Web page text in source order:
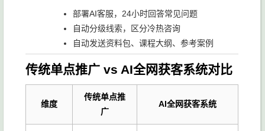
部署AI客服，24小时回答常见问题
自动分级线索，区分冷热咨询
自动发送资料包、课程大纲、参考案例
传统单点推广 vs AI全网获客系统对比
维度
传统单点推
广
AI全网获客系统